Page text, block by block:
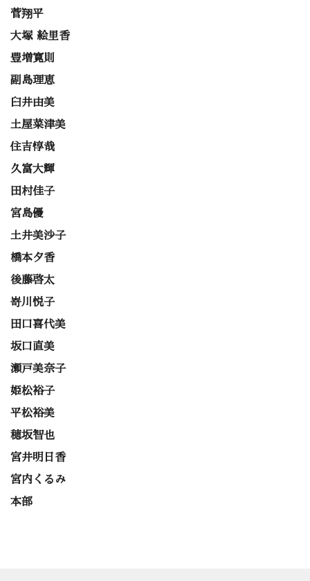
菅翔平
大塚 絵里香
豊増寛則
副島理恵
臼井由美
土屋菜津美
住吉惇哉
久富大輝
田村佳子
宮島優
土井美沙子
橋本夕香
後藤啓太
嵜川悦子
田口喜代美
坂口直美
瀬戸美奈子
姫松裕子
平松裕美
穂坂智也
宮井明日香
宮内くるみ
本部